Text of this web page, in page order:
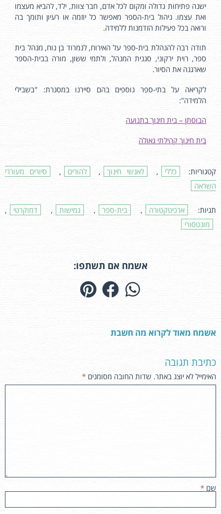
ישנה פתיחות גדולה ומקום לכל אדם, חבר צוות, ילד, להביא מעצמו
ואת עצמו. ניהול בית-הספר מאפשר כל יוזמה או רעיון ותומך בה
ורואה בכל פעילות הזדמנות ללמידה.
תודה רבה להנהלת בית-ספר על האירוח, לנמרוד בן נוח, מנהל בית
ספר, רוית ירקוני, סגנית המנהל, ולתמי ששון, מורה בבית-הספר
שארגנה את הסיור.
לקריאה על בתי-ספר נוספים בהם סיירנו במסגרת: "בשבילי
הלמידה":
הבוסתן – בית חינוך בתנועה
בית חינוך קהילתי גאולה
קטגוריות: כללי , לאנשי חינוך , להורים ,
סיורים מעוררי
השראה
תגיות: ארכיטקטורה , בית-ספר , גמישות , דמוקרטי
,
מונטסורי
אשמח אם תשתפו:
אשמח מאוד לקרוא מה חשבת
כתיבת תגובה
האימייל לא יוצג באתר. שדות החובה מסומנים *
שם *